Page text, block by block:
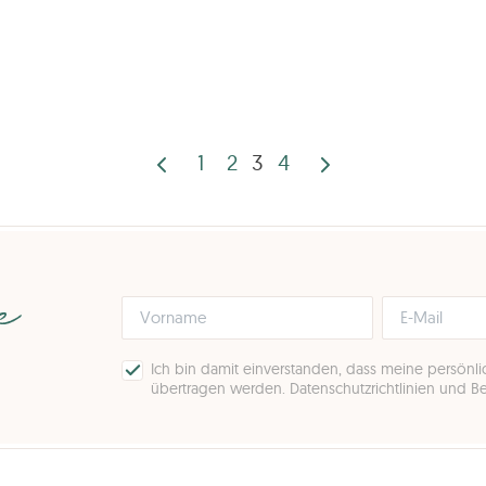
der
1 2 3 4
Ich bin damit einverstanden, dass meine
übertragen werden. Datenschutzrichtlinien und